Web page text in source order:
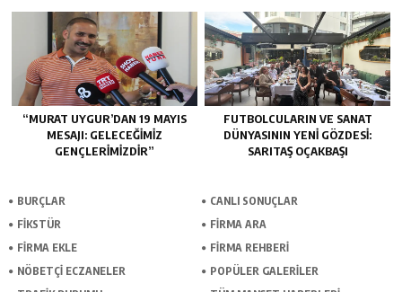
“MURAT UYGUR’DAN 19 MAYIS
MESAJI: GELECEĞIMIZ
GENÇLERIMIZDIR”
FUTBOLCULARIN VE SANAT
DÜNYASININ YENI GÖZDESI:
SARITAŞ OÇAKBAŞI
BURÇLAR
CANLI SONUÇLAR
FİKSTÜR
FİRMA ARA
FİRMA EKLE
FİRMA REHBERİ
NÖBETÇİ ECZANELER
POPÜLER GALERİLER